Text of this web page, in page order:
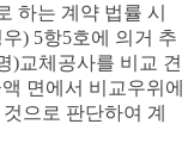
하는 계약 법률 시
) 5항5호에 의거 추
)교체공사를 비교 견
면에서 비교우위에
으로 판단하여 계